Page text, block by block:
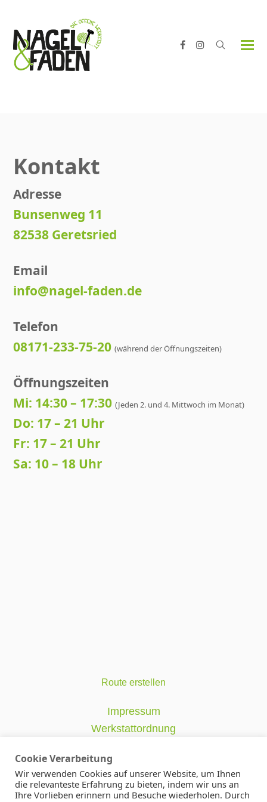
Facebook
Instagram
Kontakt
Adresse
Bunsenweg 11
82538 Geretsried
Email
info@nagel-faden.de
Telefon
08171-233-75-20 (während der Öffnungszeiten)
Öffnungszeiten
Mi: 14:30 – 17:30(Jeden 2. und 4. Mittwoch im Monat)
Do: 17 – 21 Uhr
Fr: 17 – 21 Uhr
Sa: 10 – 18 Uhr
Route erstellen
Impressum
Werkstattordnung
Satzung
Cookie Verarbeitung
Wir verwenden Cookies auf unserer Website, um Ihnen
die relevanteste Erfahrung zu bieten, indem wir uns an
Ihre Vorlieben erinnern und Besuche wiederholen. Durch